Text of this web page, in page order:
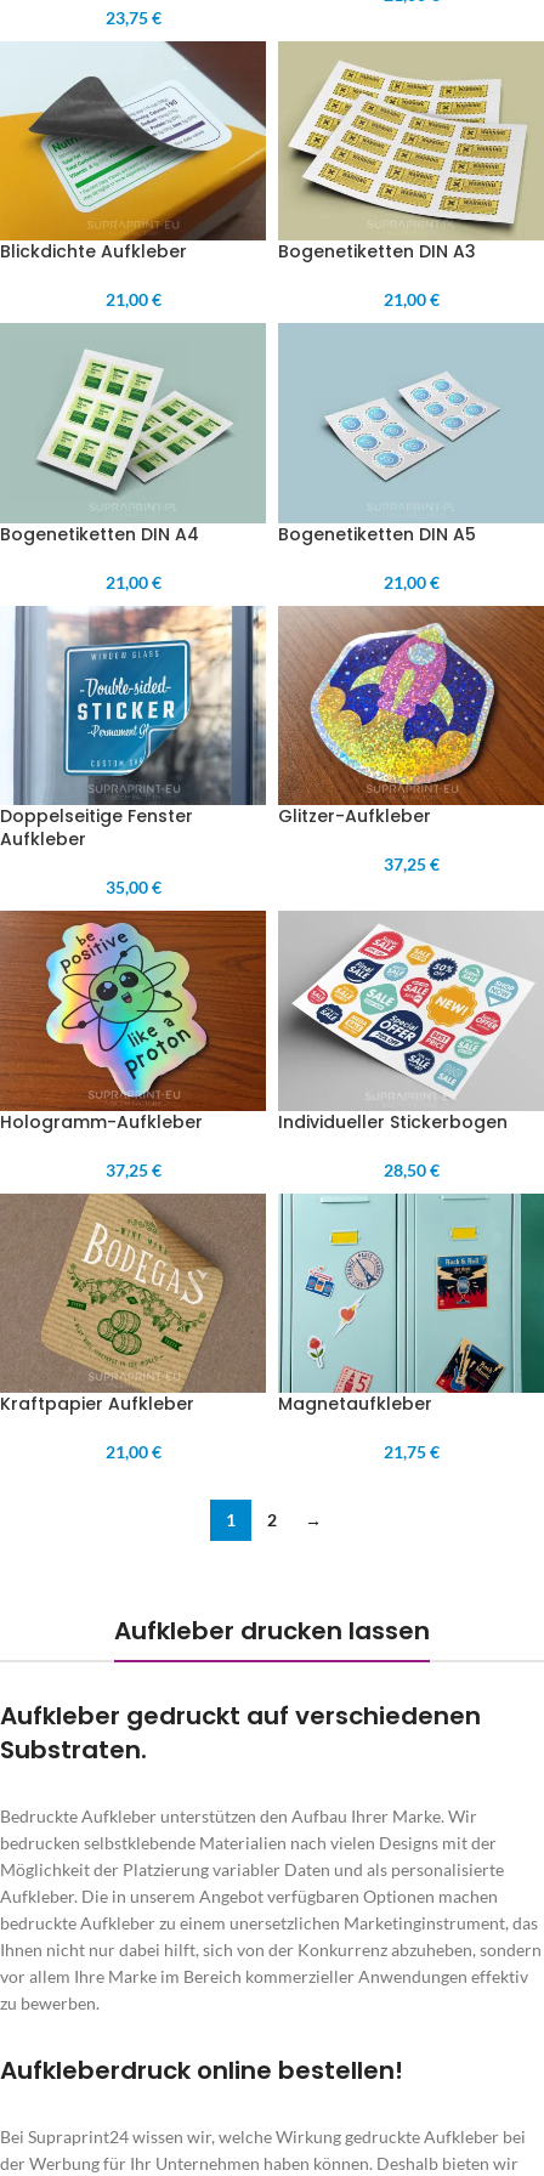
23,75 €
Blickdichte Aufkleber
21,00 €
Bogenetiketten DIN A3
21,00 €
Bogenetiketten DIN A4
21,00 €
Bogenetiketten DIN A5
21,00 €
Doppelseitige Fenster
Aufkleber
35,00 €
Glitzer-Aufkleber
37,25 €
Hologramm-Aufkleber
37,25 €
Individueller Stickerbogen
28,50 €
Kraftpapier Aufkleber
21,00 €
Magnetaufkleber
21,75 €
1 2 →
Aufkleber drucken lassen
Aufkleber gedruckt auf verschiedenen
Substraten.
Bedruckte Aufkleber unterstützen den Aufbau Ihrer Marke. Wir
bedrucken selbstklebende Materialien nach vielen Designs mit der
Möglichkeit der Platzierung variabler Daten und als personalisierte
Aufkleber. Die in unserem Angebot verfügbaren Optionen machen
bedruckte Aufkleber zu einem unersetzlichen Marketinginstrument, das
Ihnen nicht nur dabei hilft, sich von der Konkurrenz abzuheben, sondern
vor allem Ihre Marke im Bereich kommerzieller Anwendungen effektiv
zu bewerben.
Aufkleberdruck online bestellen!
Bei Supraprint24 wissen wir, welche Wirkung gedruckte Aufkleber bei
der Werbung für Ihr Unternehmen haben können. Deshalb bieten wir